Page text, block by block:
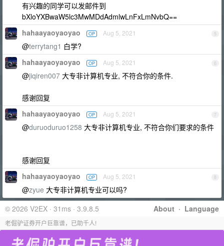
有兴趣的同学可以发邮件到
bXloYXBwaW5lc3MwMDdAdmlwLnFxLmNvbQ==
5
hahaayaoyaoyao OP Aug 5, 2021
@terrytang1 白学?
6
hahaayaoyaoyao OP Aug 5, 2021
@jiqiren007 大专非计算机专业, 不符合你的条件.
感谢回复
7
hahaayaoyaoyao OP Aug 5, 2021
@duruoduruo1258 大专非计算机专业, 不符合你们要求的条件
感谢回复
8
hahaayaoyaoyao OP Aug 5, 2021
@zyue 大专非计算机专业可以吗?
About · Language
© 2026 V2EX · 31ms · 3.9.8.5
老倔驴证券开户巨靠谱，已助千人!